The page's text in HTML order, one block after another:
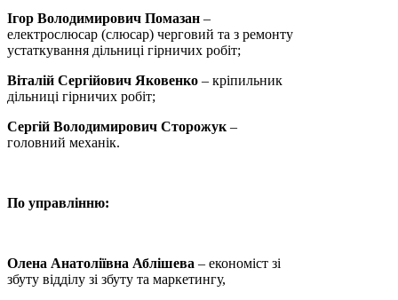
Ігор Володимирович Помазан –
електрослюсар (слюсар) черговий та з ремонту
устаткування дільниці гірничих робіт;
Віталій Сергійович Яковенко – кріпильник
дільниці гірничих робіт;
Сергій Володимирович Сторожук –
головний механік.
По управлінню:
Олена Анатоліївна Аблішева – економіст зі
збуту відділу зі збуту та маркетингу,